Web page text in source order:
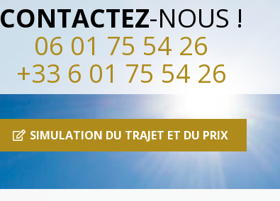
CONTACTEZ-NOUS !
06 01 75 54 26
+33 6 01 75 54 26
SIMULATION DU TRAJET ET DU PRIX